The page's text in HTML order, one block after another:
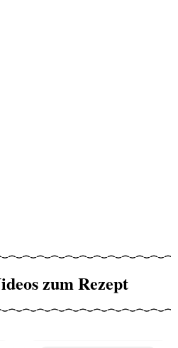
zum Rezept